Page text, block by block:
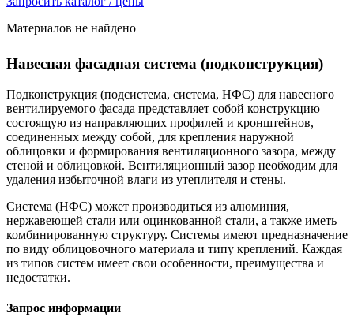
Материалов не найдено
Навесная фасадная система (подконструкция)
Подконструкция (подсистема, система, НФС) для навесного
вентилируемого фасада представляет собой конструкцию
состоящую из направляющих профилей и кронштейнов,
соединенных между собой, для крепления наружной
облицовки и формирования вентиляционного зазора, между
стеной и облицовкой. Вентиляционный зазор необходим для
удаления избыточной влаги из утеплителя и стены.
Система (НФС) может производиться из алюминия,
нержавеющей стали или оцинкованной стали, а также иметь
комбинированную структуру. Системы имеют предназначение
по виду облицовочного материала и типу креплений. Каждая
из типов систем имеет свои особенности, преимущества и
недостатки.
Запрос информации